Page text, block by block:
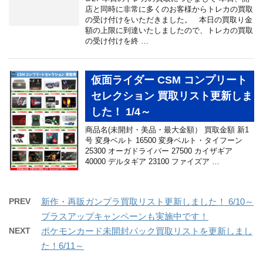
店と同時に非常に多くのお客様からトレカの買取
の受け付けをいただきました。 本日の買取り金
額の上限に到達いたしましたので、トレカの買取
の受け付けを終 …
仮面ライダー CSM コンプリート
セレクション 買取リスト更新しま
した！ 1/4～
商品名(未開封・美品・最大金額） 買取金額 新1
号 変身ベルト 16500 変身ベルト・タイフーン
25300 オーガドライバー 27500 カイザギア
40000 デルタギア 23100 ファイズア …
PREV
新作・再販ガンプラ買取リスト更新しました！ 6/10～
プラスアップキャンペーンも実施中です！
NEXT
ポケモンカード未開封パック買取リストを更新しまし
た！6/11～